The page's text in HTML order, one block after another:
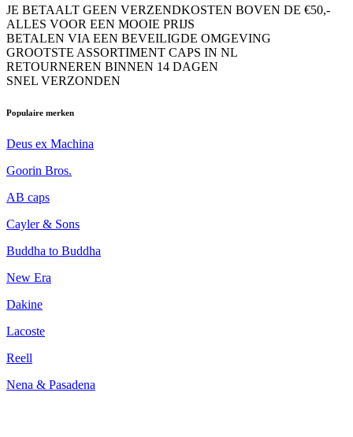
JE BETAALT GEEN VERZENDKOSTEN BOVEN DE €50,-
ALLES VOOR EEN MOOIE PRIJS
BETALEN VIA EEN BEVEILIGDE OMGEVING
GROOTSTE ASSORTIMENT CAPS IN NL
RETOURNEREN BINNEN 14 DAGEN
SNEL VERZONDEN
Populaire merken
Deus ex Machina
Goorin Bros.
AB caps
Cayler & Sons
Buddha to Buddha
New Era
Dakine
Lacoste
Reell
Nena & Pasadena